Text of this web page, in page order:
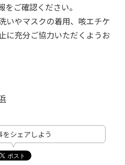
ご確認ください。
いやマスクの着用、咳エチケ
に充分ご協力いただくようお
をシェアしよう